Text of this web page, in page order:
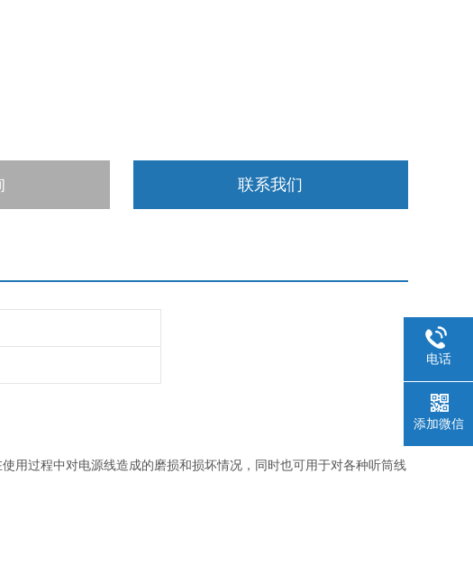
联系我们
过程中对电源线造成的磨损和损坏情况，同时也可用于对各种听筒线
电话
添加微信